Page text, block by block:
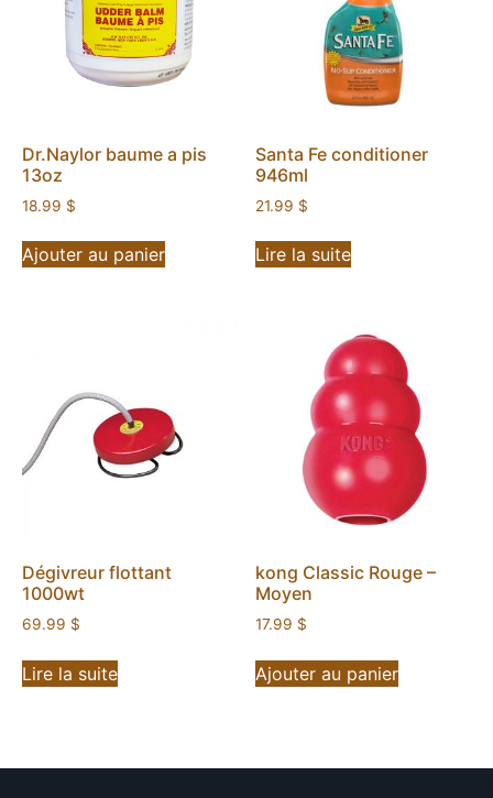
Dr.Naylor baume a pis
13oz
18.99 $
Ajouter au panier
Santa Fe conditioner
946ml
21.99 $
Lire la suite
Dégivreur flottant
1000wt
69.99 $
Lire la suite
kong Classic Rouge –
Moyen
17.99 $
Ajouter au panier